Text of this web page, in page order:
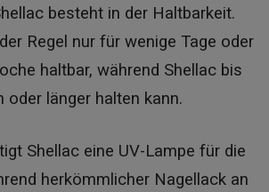
besteht in der Haltbarkeit.
Regel nur für wenige Tage oder
haltbar, während Shellac bis
oder länger halten kann.
Shellac eine UV-Lampe für die
herkömmlicher Nagellack an